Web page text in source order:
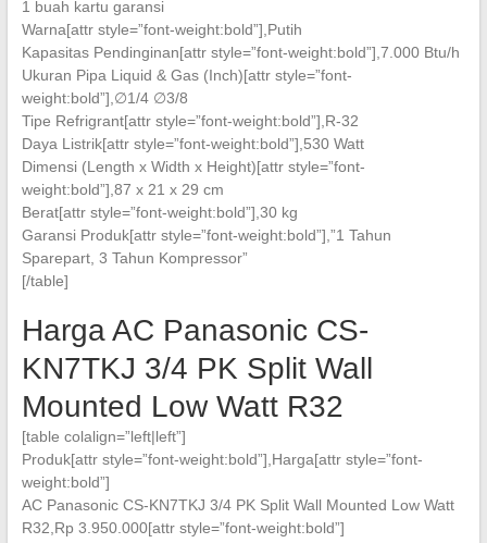
1 buah kartu garansi
Warna[attr style=”font-weight:bold”],Putih
Kapasitas Pendinginan[attr style=”font-weight:bold”],7.000 Btu/h
Ukuran Pipa Liquid & Gas (Inch)[attr style=”font-
weight:bold”],∅1/4 ∅3/8
Tipe Refrigrant[attr style=”font-weight:bold”],R-32
Daya Listrik[attr style=”font-weight:bold”],530 Watt
Dimensi (Length x Width x Height)[attr style=”font-
weight:bold”],87 x 21 x 29 cm
Berat[attr style=”font-weight:bold”],30 kg
Garansi Produk[attr style=”font-weight:bold”],”1 Tahun
Sparepart, 3 Tahun Kompressor”
[/table]
Harga AC Panasonic CS-
KN7TKJ 3/4 PK Split Wall
Mounted Low Watt R32
[table colalign=”left|left”]
Produk[attr style=”font-weight:bold”],Harga[attr style=”font-
weight:bold”]
AC Panasonic CS-KN7TKJ 3/4 PK Split Wall Mounted Low Watt
R32,Rp 3.950.000[attr style=”font-weight:bold”]